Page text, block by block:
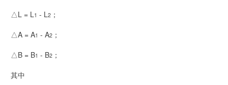
△L = L1 - L2 ；
△A = A1 - A2 ；
△B = B1 - B2 ；
其中